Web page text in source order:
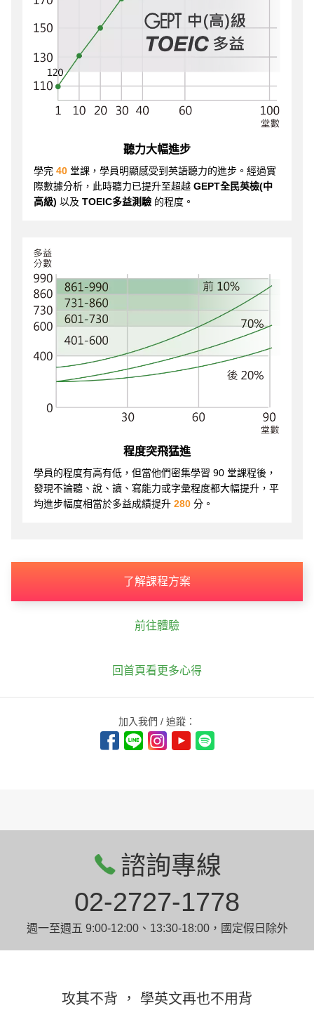
聽力大幅進步
學完 40 堂課，學員明顯感受到英語聽力的進步。經過實
際數據分析，此時聽力已提升至超越 GEPT全民英檢(中
高級) 以及 TOEIC多益測驗 的程度。
程度突飛猛進
學員的程度有高有低，但當他們密集學習 90 堂課程後，
發現不論聽、說、讀、寫能力或字彙程度都大幅提升，平
均進步幅度相當於多益成績提升 280 分。
了解課程方案
前往體驗
回首頁看更多心得
加入我們 / 追蹤：
諮詢專線
02-2727-1778
週一至週五 9:00-12:00、13:30-18:00，國定假日除外
攻其不背 ， 學英文再也不用背